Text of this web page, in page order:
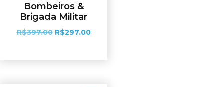
Bombeiros &
Brigada Militar
R$397.00 R$297.00